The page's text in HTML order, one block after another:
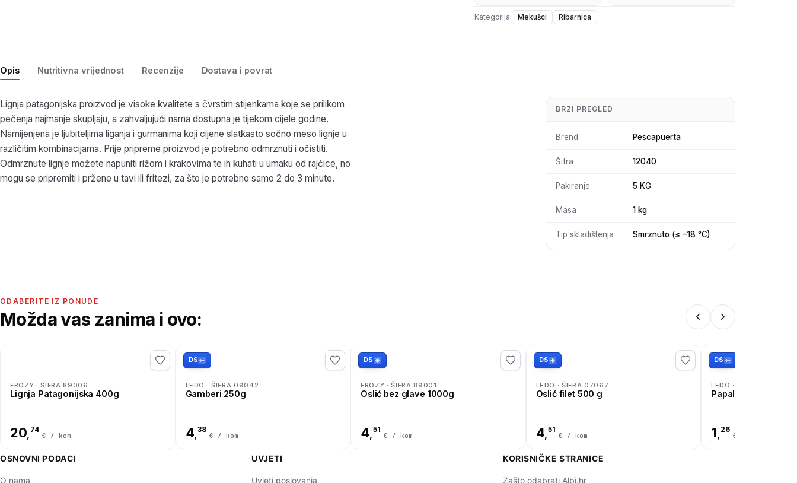
Kategorija: Mekušci Ribarnica
Opis Nutritivna vrijednost Recenzije Dostava i povrat
Lignja patagonijska proizvod je visoke kvalitete s čvrstim stijenkama koje se prilikom
pečenja najmanje skupljaju, a zahvaljujući nama dostupna je tijekom cijele godine.
Namijenjena je ljubiteljima liganja i gurmanima koji cijene slatkasto sočno meso lignje u
različitim kombinacijama. Prije pripreme proizvod je potrebno odmrznuti i očistiti.
Odmrznute lignje možete napuniti rižom i krakovima te ih kuhati u umaku od rajčice, no
mogu se pripremiti i pržene u tavi ili fritezi, za što je potrebno samo 2 do 3 minute.
BRZI PREGLED
Brend Pescapuerta
Šifra 12040
Pakiranje 5 KG
Masa 1 kg
Tip skladištenja Smrznuto (≤ −18 °C)
ODABERITE IZ PONUDE
Možda vas zanima i ovo:
FROZY · ŠIFRA 89006
Lignja Patagonijska 400g
20, 74
€ / kom
DS
LEDO · ŠIFRA 09042
Gamberi 250g
4,38
€ / kom
DS
FROZY · ŠIFRA 89001
Oslić bez glave 1000g
4,51
€ / kom
DS
LEDO · ŠIFRA 07067
Oslić filet 500 g
4,51
€ / kom
DS
LEDO · ŠIFRA 07060
Papalina 500g
1, 26
€ / kom
OSNOVNI PODACI
O nama
UVJETI
Uvjeti poslovanja
KORISNIČKE STRANICE
Zašto odabrati Albi.hr